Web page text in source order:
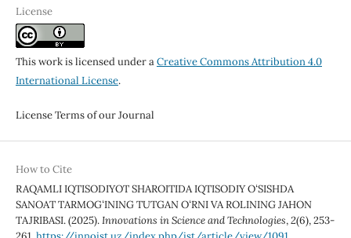
License
This work is licensed under aCreative Commons Attribution 4.0
International License.
License Terms of our Journal
How to Cite
RAQAMLI IQTISODIYOT SHAROITIDA IQTISODIY OʻSISHDA
SANOAT TARMOGʻINING TUTGAN OʻRNI VA ROLINING JAHON
TAJRIBASI. (2025).Innovations in Science and Technologies,2(6), 253-